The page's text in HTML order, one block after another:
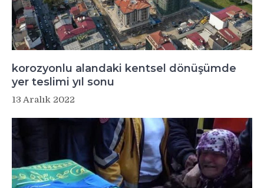
korozyonlu alandaki kentsel dönüşümde
yer teslimi yıl sonu
13 Aralık 2022